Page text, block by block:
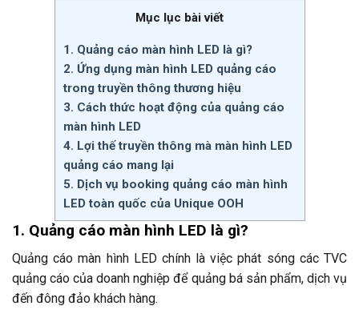
Mục lục bài viết
1. Quảng cáo màn hình LED là gì?
2. Ứng dụng màn hình LED quảng cáo
trong truyền thông thương hiệu
3. Cách thức hoạt động của quảng cáo
màn hình LED
4. Lợi thế truyền thông mà màn hình LED
quảng cáo mang lại
5. Dịch vụ booking quảng cáo màn hình
LED toàn quốc của Unique OOH
1. Quảng cáo màn hình LED là gì?
Quảng cáo màn hình LED chính là việc phát sóng các TVC
quảng cáo của doanh nghiệp để quảng bá sản phẩm, dịch vụ
đến đông đảo khách hàng.